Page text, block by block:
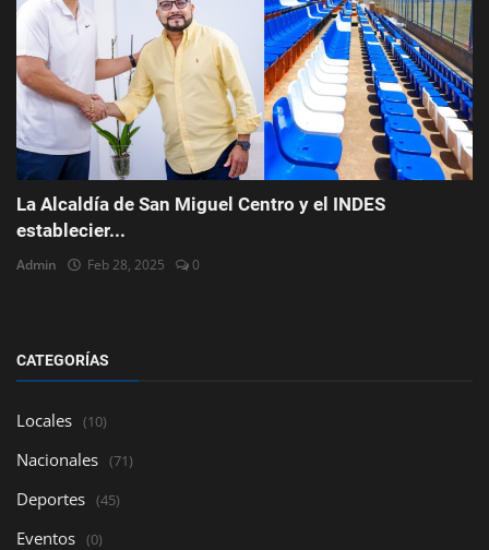
La Alcaldía de San Miguel Centro y el INDES
establecier...
Admin Feb 28, 2025 0
CATEGORÍAS
Locales (10)
Nacionales (71)
Deportes (45)
Eventos (0)